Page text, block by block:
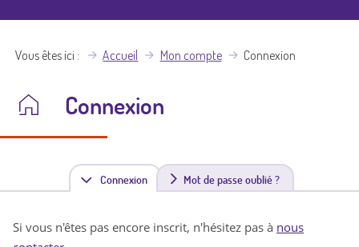
Vous êtes ici Accueil Mon compte Connexion
Connexion
Connexion(
n
Mot de passe oublié ?
Si vous n'êtes pas encore inscrit, n'hésitez pas à nous